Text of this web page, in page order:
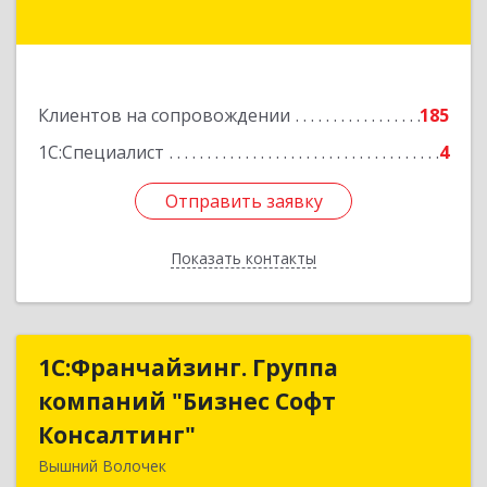
Клиентов на сопровождении
185
1С:Специалист
4
Отправить заявку
Показать контакты
Подробнее
Отправить заявку
Назад
1С:Франчайзинг. Группа
компаний "Бизнес Софт
Консалтинг"
Вышний Волочек
1С:Франчайзинг. Группа
компаний "Бизнес Софт